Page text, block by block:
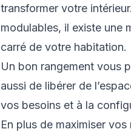
transformer votre
modulables, il existe une
carré de votre habitation.
Un bon rangement vous
aussi de libérer de
vos besoins et à la
En plus de maximiser